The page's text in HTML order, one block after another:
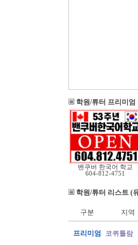
학원/튜터 프리미엄
밴쿠버 한국어 학교
604-812-4751
학원/튜터 리스트 (
구분 지역
프리미엄 코퀴틀람